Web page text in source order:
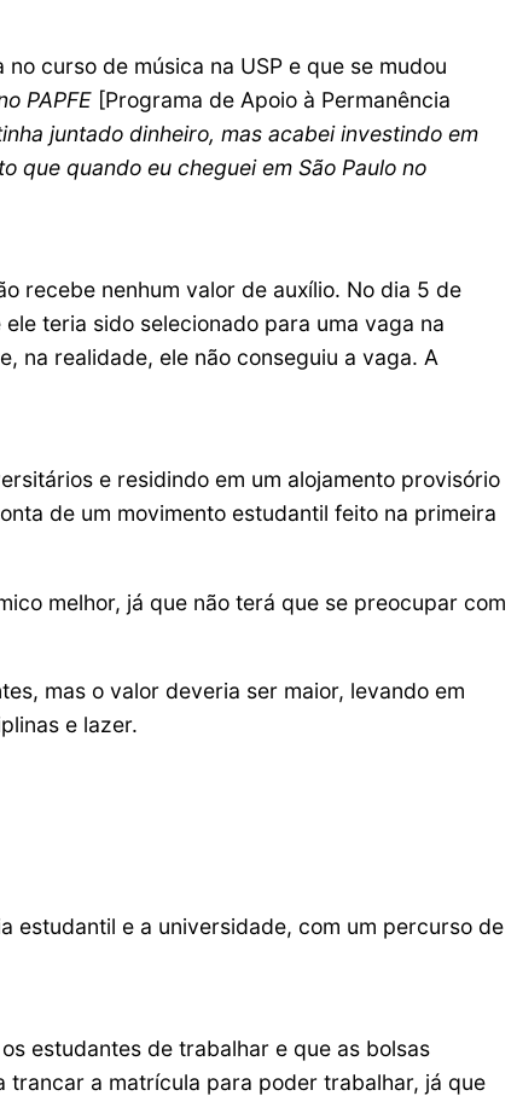
curso de música na USP e que se mudou
PAPFE [Programa de Apoio à Permanência
juntado dinheiro, mas acabei investindo em
que quando eu cheguei em São Paulo no
recebe nenhum valor de auxílio. No dia 5 de
teria sido selecionado para uma vaga na
na realidade, ele não conseguiu a vaga. A
e residindo em um alojamento provisório
de um movimento estudantil feito na primeira
melhor, já que não terá que se preocupar com
mas o valor deveria ser maior, levando em
e lazer.
estudantil e a universidade, com um percurso de
estudantes de trabalhar e que as bolsas
trancar a matrícula para poder trabalhar, já que